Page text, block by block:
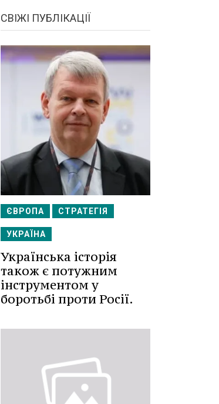
СВІЖІ ПУБЛІКАЦІЇ
ЄВРОПА СТРАТЕГІЯ
УКРАЇНА
Українська історія
також є потужним
інструментом у
боротьбі проти Росії.